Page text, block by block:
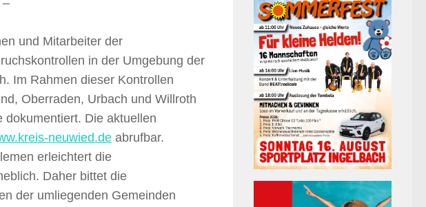
–
und Mitarbeiter der
in der Umgebung der
Im Rahmen dieser Kontrollen
Oberraden, Urbach und Willroth
Die aktuellen
neuwied.de abrufbar.
erleichtert die
Daher bittet die
der umliegenden Gemeinden